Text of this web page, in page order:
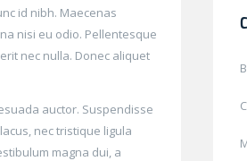
id nibh. Maecenas
nisi eu odio. Pellentesque
nec nulla. Donec aliquet
auctor. Suspendisse
nec tristique ligula
magna dui, a